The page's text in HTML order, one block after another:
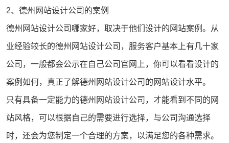
2、德州网站设计公司的案例
德州网站设计公司哪家好，取决于他们设计的网站案例。从
业经验较长的德州网站设计公司，服务客户基本上有几十家
公司，一般都会公示在自己公司官网上，你可以看看设计的
案例如何，真正了解德州网站设计公司的网站设计水平。
只有具备一定能力的德州网站设计公司，才能看到不同的网
站风格，可以根据自己的需要进行选择，与公司沟通选择
时，还会为您制定一个合理的方案，以满足您的各种需求。